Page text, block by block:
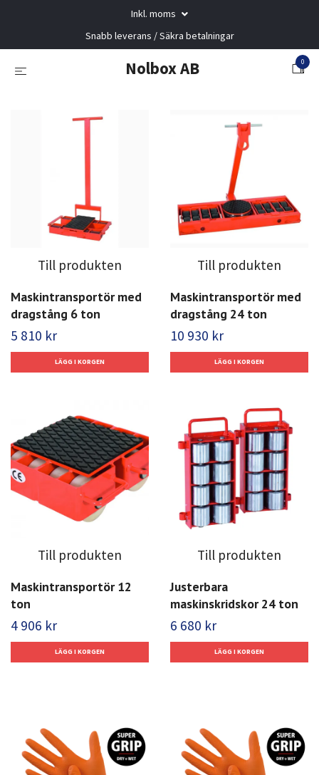
Inkl. moms
Snabb leverans / Säkra betalningar
Nolbox AB 0
Till produkten
Maskintransportör med
dragstång 6 ton
5 810 kr
Till produkten
Maskintransportör med
dragstång 24 ton
10 930 kr
Till produkten
Maskintransportör 12
ton
4 906 kr
Till produkten
Justerbara
maskinskridskor 24 ton
6 680 kr